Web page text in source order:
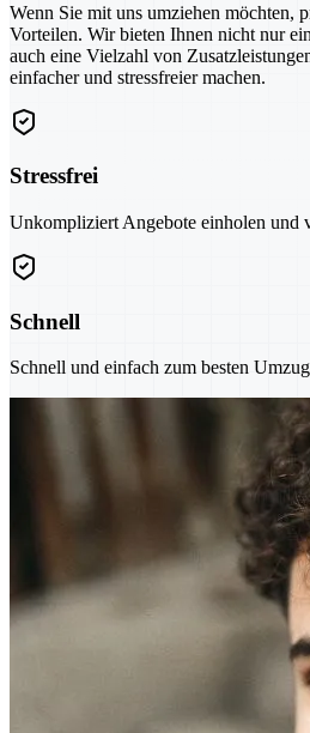
Wenn Sie mit uns umziehen möchten,
Vorteilen. Wir bieten Ihnen nicht nur
auch eine Vielzahl von
einfacher und stressfreier machen.
Stressfrei
Unkompliziert Angebote einholen und
Schnell
Schnell und einfach zum besten